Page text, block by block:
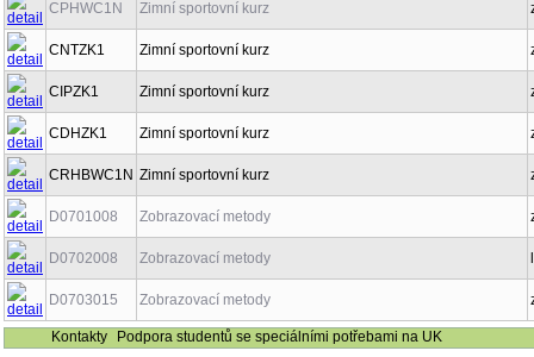
CPHWC1N Zimní sportovní kurz
CNTZK1 Zimní sportovní kurz
CIPZK1 Zimní sportovní kurz
CDHZK1 Zimní sportovní kurz
CRHBWC1N Zimní sportovní kurz
D0701008 Zobrazovací metody
D0702008 Zobrazovací metody
D0703015 Zobrazovací metody
Kontakty
Podpora studentů se speciálními potřebami na UK